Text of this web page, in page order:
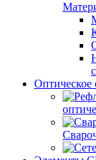
Оптическое